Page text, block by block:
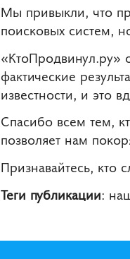
Мы привыкли, что
поисковых систем,
«КтоПродвинул.ру»
фактические
известности, и это
Спасибо всем тем,
позволяет нам
Признавайтесь,
Теги публикации: